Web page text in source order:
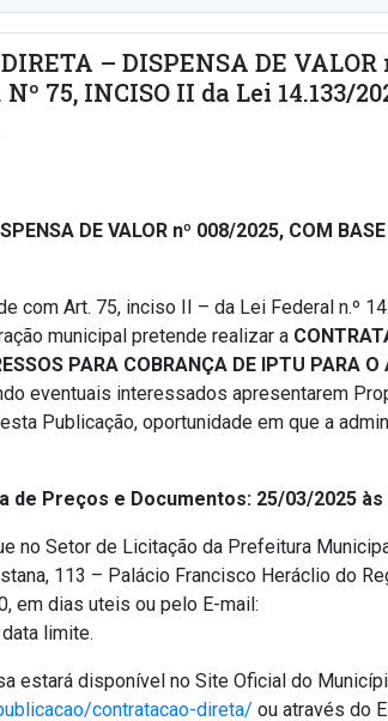
– DISPENSA DE VALOR
75, INCISO II da Lei 14.133/
DE VALOR nº 008/2025, COM
com Art. 75, inciso II – da Lei Federal n.º
municipal pretende realizar a
PARA COBRANÇA DE IPTU PARA
eventuais interessados apresentarem
Publicação, oportunidade em que a
de Preços e Documentos: 25/03/2025 às
no Setor de Licitação da Prefeitura
113 – Palácio Francisco Heráclio do
em dias uteis ou pelo E-mail:
limite.
estará disponível no Site Oficial do
contratacao-direta/ ou através do